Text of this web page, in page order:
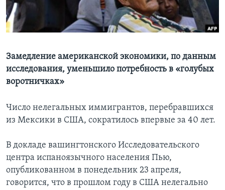
Learning English
Замедление американской экономики, по данным
исследования, уменьшило потребность в «голубых
воротничках»
Число нелегальных иммигрантов, перебравшихся
из Мексики в США, сократилось впервые за 40 лет.
В докладе вашингтонского Исследовательского
центра испаноязычного населения Пью,
опубликованном в понедельник 23 апреля,
говорится, что в прошлом году в США нелегально